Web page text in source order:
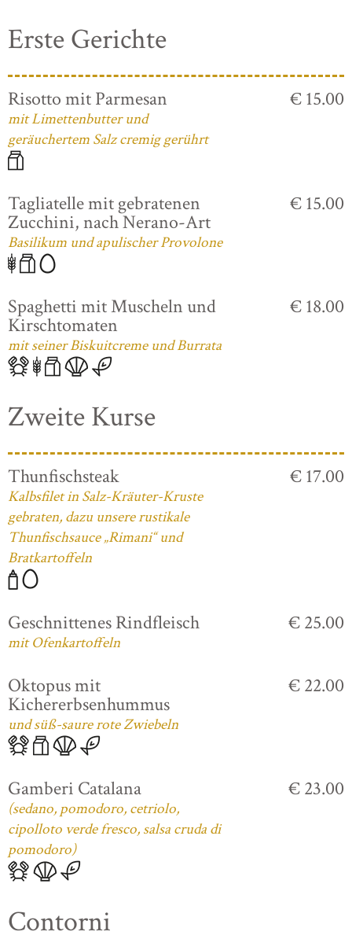
Erste Gerichte
Risotto mit Parmesan
mit Limettenbutter und
geräuchertem Salz cremig gerührt
€ 15.00
Tagliatelle mit gebratenen
Zucchini, nach Nerano-Art
Basilikum und apulischer Provolone
€ 15.00
Spaghetti mit Muscheln und
Kirschtomaten
mit seiner Biskuitcreme und Burrata
€ 18.00
Zweite Kurse
Thunfischsteak
Kalbsfilet in Salz-Kräuter-Kruste
gebraten, dazu unsere rustikale
Thunfischsauce „Rimani“ und
Bratkartoffeln
€ 17.00
Geschnittenes Rindfleisch
mit Ofenkartoffeln
€ 25.00
Oktopus mit
Kichererbsenhummus
und süß-saure rote Zwiebeln
€ 22.00
Gamberi Catalana
(sedano, pomodoro, cetriolo,
cipolloto verde fresco, salsa cruda di
pomodoro)
€ 23.00
Contorni